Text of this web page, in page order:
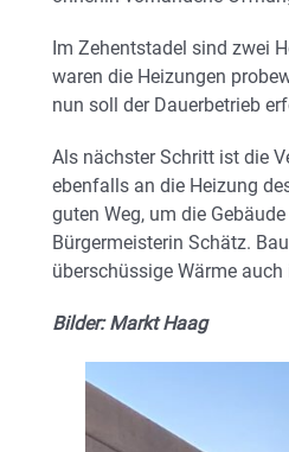
Im Zehentstadel sind zwei
waren die Heizungen
nun soll der Dauerbetrieb
Als nächster Schritt ist die
ebenfalls an die Heizung
guten Weg, um die
Bürgermeisterin Schätz.
überschüssige Wärme
Bilder: Markt Haag